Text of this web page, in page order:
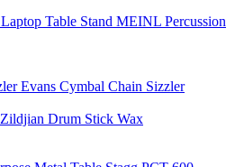
MEINL Percussion
Evans Cymbal Chain Sizzler
Zildjian Drum Stick Wax